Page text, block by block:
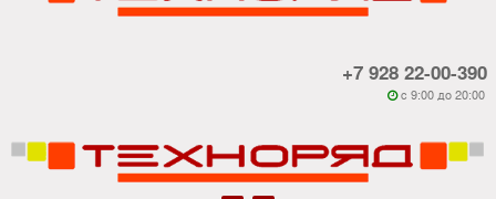
+7 928 22-00-390
 c 9:00 до 20:00